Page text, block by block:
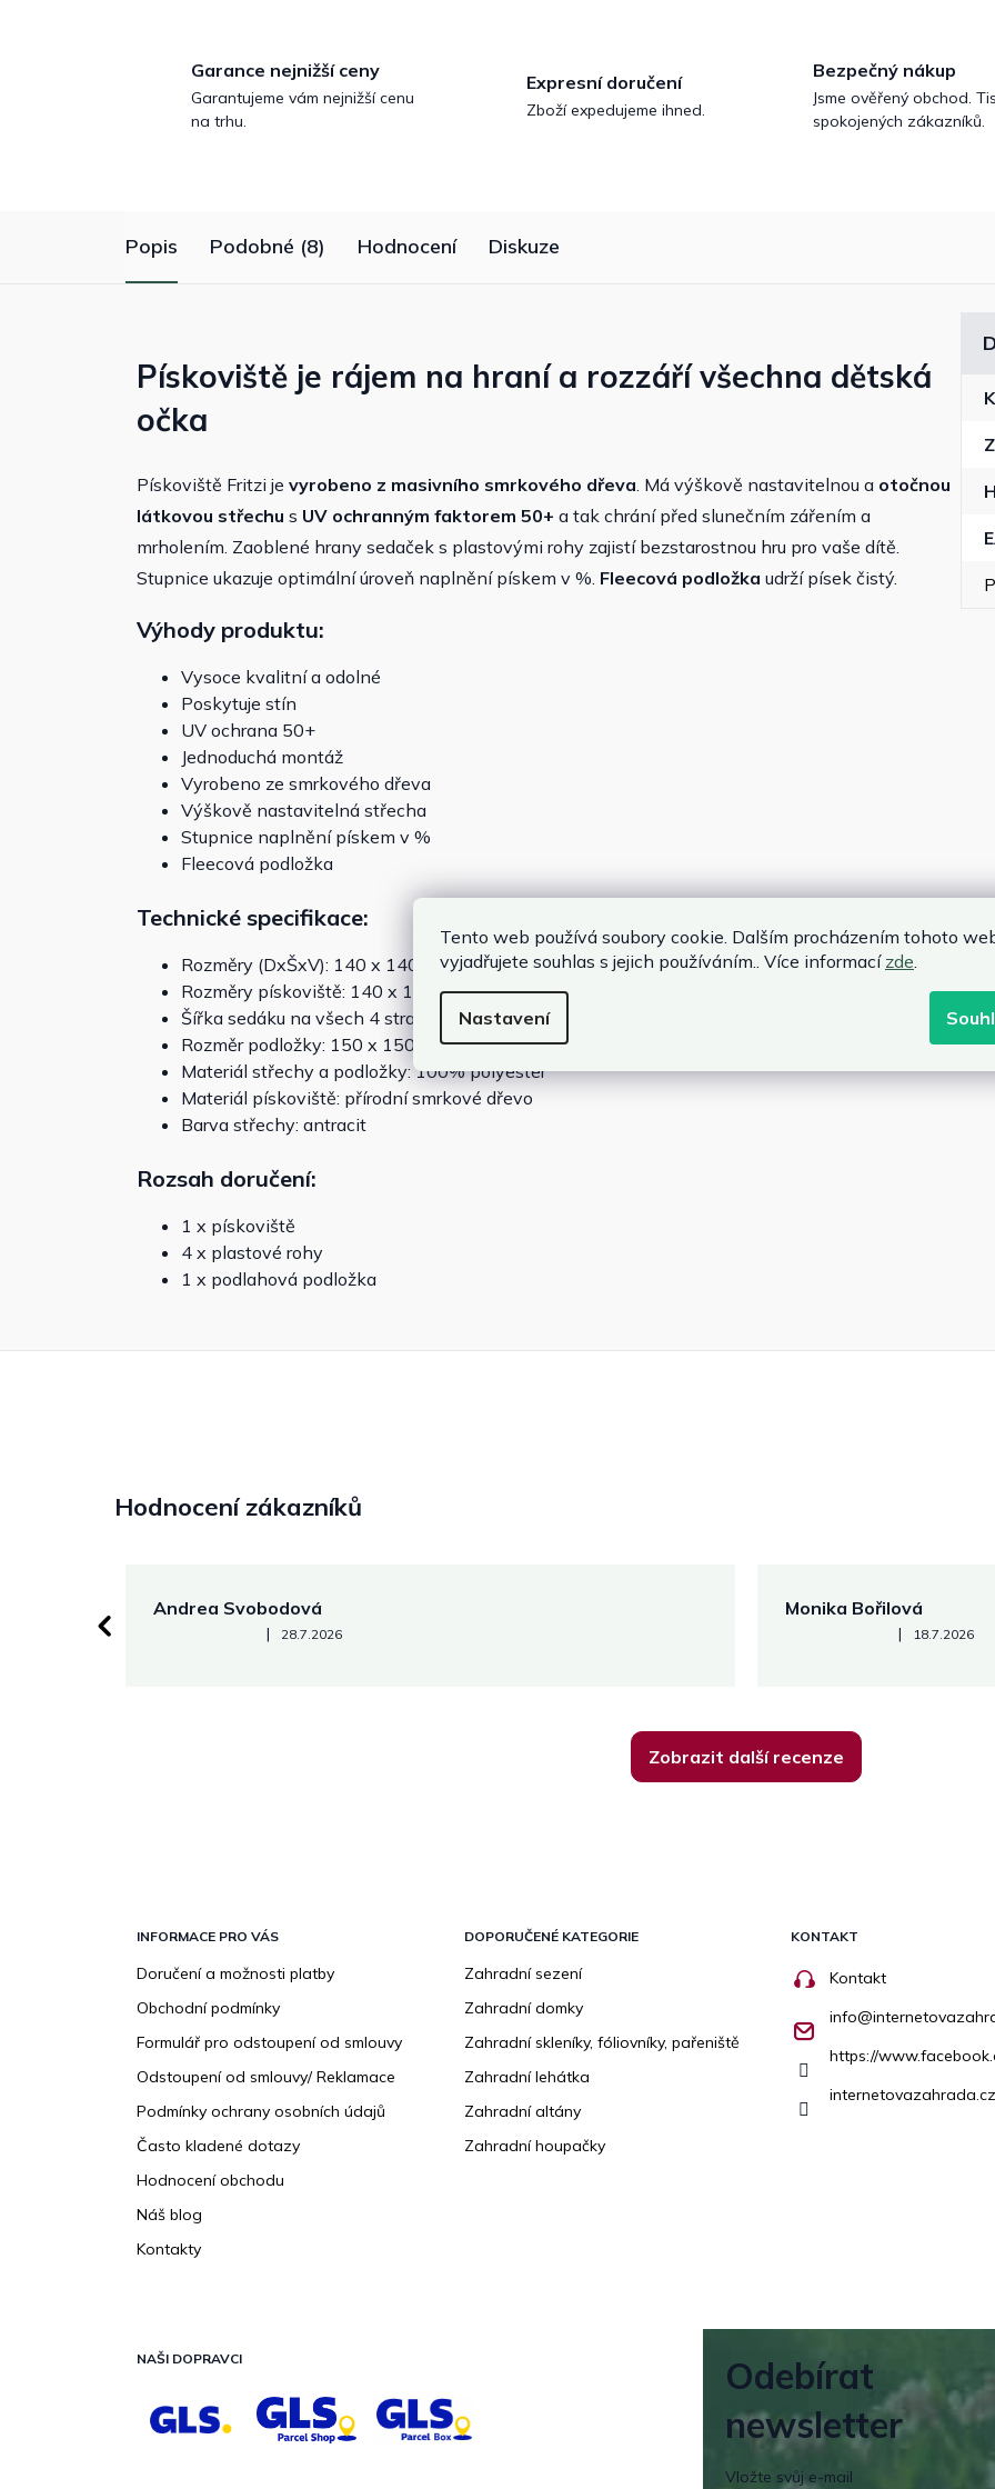
Tento web používá soubory cookie. Dalším procházením tohoto
vyjadřujete souhlas s jejich používáním.. Více informací zde
Nastavení
Garance nejnižší ceny
Garantujeme vám nejnižší cenu
na trhu.
Expresní doručení
Zboží expedujeme ihned.
Bezpečný nákup
Jsme ověřený obchod.
spokojených zákazníků.
Popis Podobné (8) Hodnocení Diskuze
Pískoviště je rájem na hraní a rozzáří všechna dětská
očka
Pískoviště Fritzi je vyrobeno z masivního smrkového dřeva. Má výškově nastavitelnou a otočnou
látkovou střechu s UV ochranným faktorem 50+ a tak chrání před slunečním zářením a
mrholením. Zaoblené hrany sedaček s plastovými rohy zajistí bezstarostnou hru pro vaše dítě.
Stupnice ukazuje optimální úroveň naplnění pískem v %. Fleecová podložka udrží písek čistý.
Výhody produktu:
Vysoce kvalitní a odolné
Poskytuje stín
UV ochrana 50+
Jednoduchá montáž
Vyrobeno ze smrkového dřeva
Výškově nastavitelná střecha
Stupnice naplnění pískem v %
Fleecová podložka
Technické specifikace:
Rozměry (DxŠxV): 140 x 140 x 120 cm
Rozměry pískoviště: 140 x 140 x 18,9 cm
Šířka sedáku na všech 4 stranách: 8,7 cm
Rozměr podložky: 150 x 150 cm
Materiál střechy a podložky: 100% polyester
Materiál pískoviště: přírodní smrkové dřevo
Barva střechy: antracit
Rozsah doručení:
1 x pískoviště
4 x plastové rohy
1 x podlahová podložka
Hodnocení zákazníků
Andrea Svobodová
Hodnocení obchodu je 5 z 5 hvězdiček.
| 28.7.2026
Monika Bořilová
Hodnocení obchodu je 5 z
| 18.7.2026
Zobrazit další recenze
INFORMACE PRO VÁS
Doručení a možnosti platby
Obchodní podmínky
Formulář pro odstoupení od smlouvy
Odstoupení od smlouvy/ Reklamace
Podmínky ochrany osobních údajů
Často kladené dotazy
Hodnocení obchodu
Náš blog
Kontakty
DOPORUČENÉ KATEGORIE
Zahradní sezení
Zahradní domky
Zahradní skleníky, fóliovníky, pařeniště
Zahradní lehátka
Zahradní altány
Zahradní houpačky
KONTAKT
Kontakt
info@
https://
NAŠI DOPRAVCI
Odebírat
newsletter
Vložte svůj e-mail